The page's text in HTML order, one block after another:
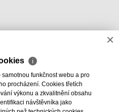
×
ℹ
funkčnost webu a pro
procházení. Cookies třetích
výkonu a zkvalitnění obsahu
návštěvníka jako